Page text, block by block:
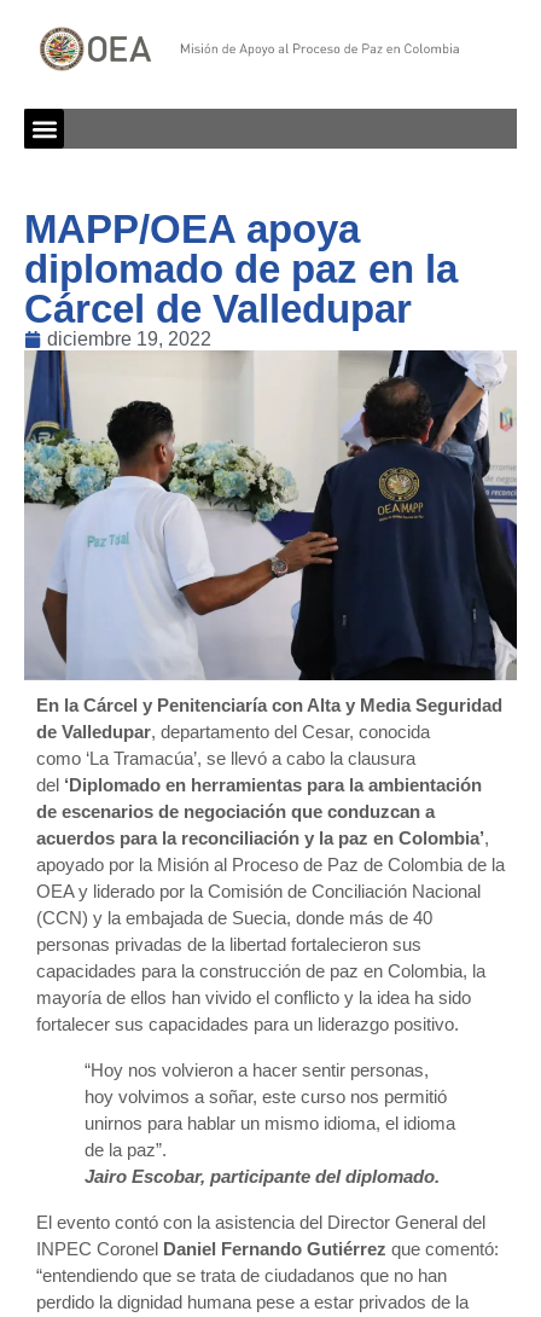
MAPP/OEA apoya
diplomado de paz en la
Cárcel de Valledupar
diciembre 19, 2022
En la Cárcel y Penitenciaría con Alta y Media Seguridad
de Valledupar, departamento del Cesar, conocida
como ‘La Tramacúa’, se llevó a cabo la clausura
del ‘Diplomado en herramientas para la ambientación
de escenarios de negociación que conduzcan a
acuerdos para la reconciliación y la paz en Colombia’,
apoyado por la Misión al Proceso de Paz de Colombia de la
OEA y liderado por la Comisión de Conciliación Nacional
(CCN) y la embajada de Suecia, donde más de 40
personas privadas de la libertad fortalecieron sus
capacidades para la construcción de paz en Colombia, la
mayoría de ellos han vivido el conflicto y la idea ha sido
fortalecer sus capacidades para un liderazgo positivo.
“Hoy nos volvieron a hacer sentir personas,
hoy volvimos a soñar, este curso nos permitió
unirnos para hablar un mismo idioma, el idioma
de la paz”.
Jairo Escobar, participante del diplomado.
El evento contó con la asistencia del Director General del
INPEC Coronel Daniel Fernando Gutiérrez que comentó:
“entendiendo que se trata de ciudadanos que no han
perdido la dignidad humana pese a estar privados de la